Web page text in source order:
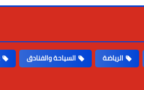
الرياضة السياحة والفنادق